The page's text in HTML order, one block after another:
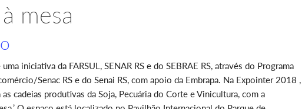
mesa
iniciativa da FARSUL, SENAR RS e do SEBRAE RS, através do Programa
Senac RS e do Senai RS, com apoio da Embrapa. Na Expointer 2018 ,
cadeias produtivas da Soja, Pecuária do Corte e Vinicultura, com a